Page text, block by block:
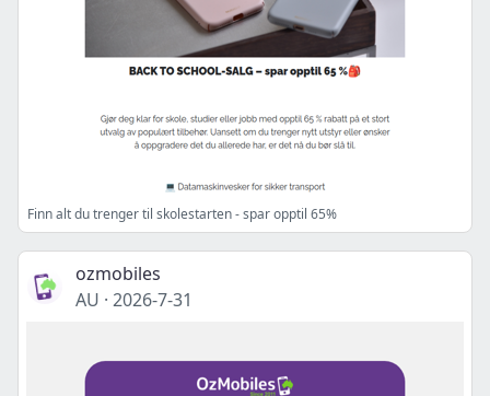
Finn alt du trenger til skolestarten - spar opptil 65%
ozmobiles
AU · 2026-7-31